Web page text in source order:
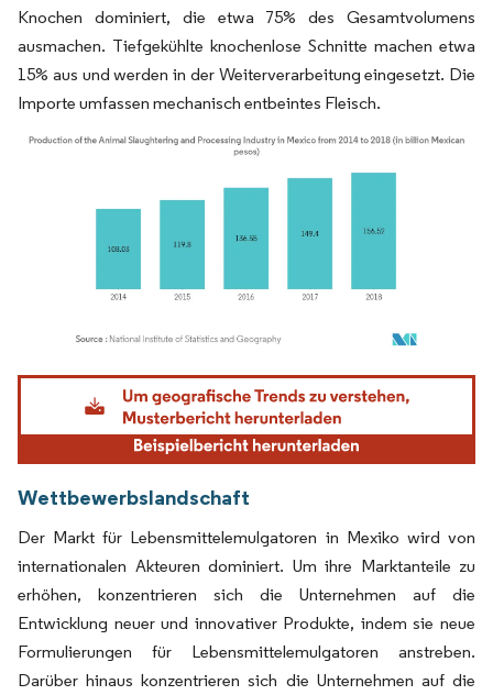
Knochen dominiert, die etwa 75% des Gesamtvolumens
ausmachen. Tiefgekühlte knochenlose Schnitte machen etwa
15% aus und werden in der Weiterverarbeitung eingesetzt. Die
Importe umfassen mechanisch entbeintes Fleisch.
Bild © Mordor Intelligence. Wiederverwendung erfordert Namensnennung gemäß
Wettbewerbslandschaft
Der Markt für Lebensmittelemulgatoren in Mexiko wird von
internationalen Akteuren dominiert. Um ihre Marktanteile zu
erhöhen, konzentrieren sich die Unternehmen auf die
Entwicklung neuer und innovativer Produkte, indem sie neue
Formulierungen für Lebensmittelemulgatoren anstreben.
Darüber hinaus konzentrieren sich die Unternehmen auf die